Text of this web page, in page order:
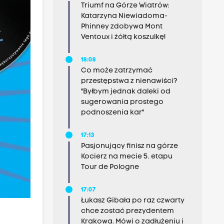
Triumf na Górze Wiatrów:
Katarzyna Niewiadoma-
Phinney zdobywa Mont
Ventoux i żółtą koszulkę!
18:08
Co może zatrzymać
przestępstwa z nienawiści?
"Byłbym jednak daleki od
sugerowania prostego
podnoszenia kar"
17:13
Pasjonujący finisz na górze
Kocierz na mecie 5. etapu
Tour de Pologne
17:07
Łukasz Gibała po raz czwarty
chce zostać prezydentem
Krakowa. Mówi o zadłużeniu i